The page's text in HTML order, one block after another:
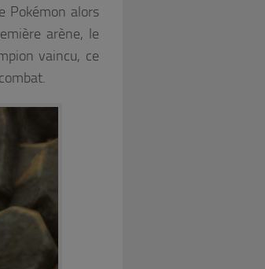
Pokémon alors
arène, le
vaincu, ce